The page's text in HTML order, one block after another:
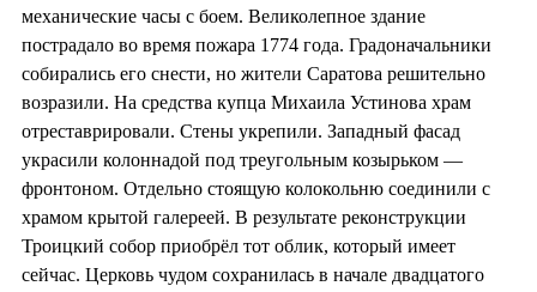
механические часы с боем. Великолепное здание
пострадало во время пожара 1774 года. Градоначальники
собирались его снести, но жители Саратова решительно
возразили. На средства купца Михаила Устинова храм
отреставрировали. Стены укрепили. Западный фасад
украсили колоннадой под треугольным козырьком —
фронтоном. Отдельно стоящую колокольню соединили с
храмом крытой галереей. В результате реконструкции
Троицкий собор приобрёл тот облик, который имеет
сейчас. Церковь чудом сохранилась в начале двадцатого